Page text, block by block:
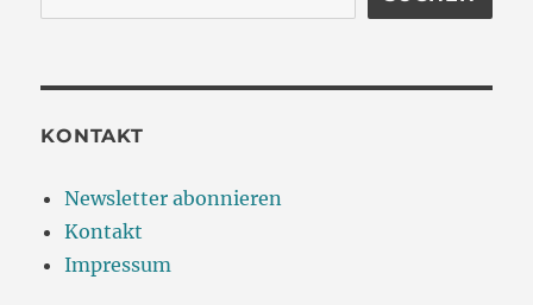
KONTAKT
Newsletter abonnieren
Kontakt
Impressum